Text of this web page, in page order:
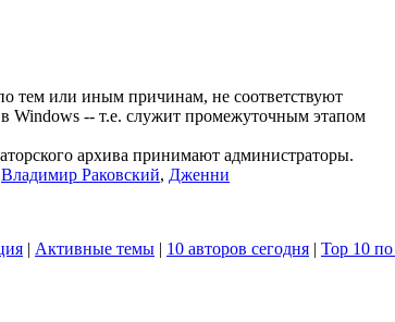
тем или иным причинам, не соответствуют
Windows -- т.е. служит промежуточным этапом
архива принимают администраторы.
Владимир Раковский, Дженни
| Активные темы | 10 авторов сегодня | Top 10